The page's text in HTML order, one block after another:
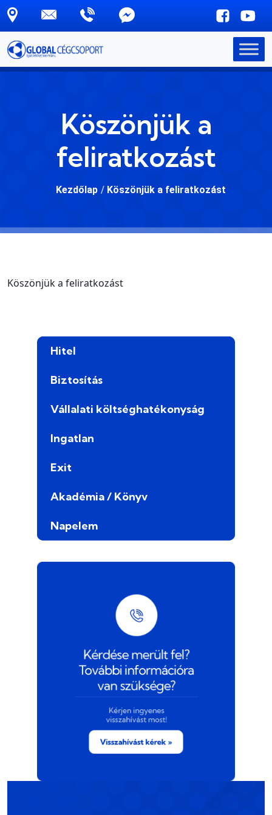
Skip to main content
Köszönjük a
feliratkozást
Kezdőlap / Köszönjük a feliratkozást
Köszönjük a feliratkozást
Hitel
Biztosítás
Vállalati költséghatékonyság
Ingatlan
Exit
Akadémia / Könyv
Napelem